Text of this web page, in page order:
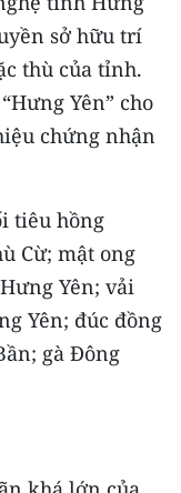
sở hữu trí
thù của tỉnh.
Yên” cho
chứng nhận
tiêu hồng
Cừ; mật ong
Yên; vải
Yên; đúc đồng
gà Đông